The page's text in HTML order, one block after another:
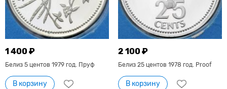
1 400 ₽
Белиз 5 центов 1979 год. Пруф
В корзину
2 100 ₽
Белиз 25 центов 1978 год. Proof
В корзину